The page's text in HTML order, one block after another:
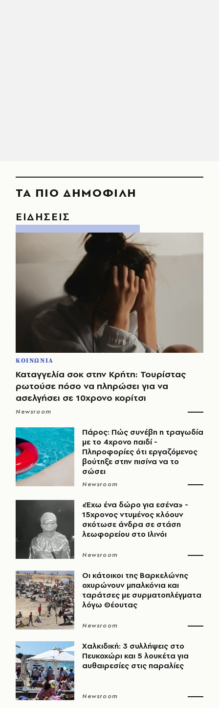
ΤΑ ΠΙΟ ΔΗΜΟΦΙΛΗ
ΕΙΔΗΣΕΙΣ
ΚΟΙΝΩΝΙΑ
Καταγγελία σοκ στην Κρήτη: Τουρίστας
ρωτούσε πόσο να πληρώσει για να
ασελγήσει σε 10χρονο κορίτσι
Newsroom
Πάρος: Πώς συνέβη η τραγωδία
με το 4χρονο παιδί -
Πληροφορίες ότι εργαζόμενος
βούτηξε στην πισίνα να το
σώσει
Newsroom
«Έχω ένα δώρο για εσένα» -
15χρονος ντυμένος κλόουν
σκότωσε άνδρα σε στάση
λεωφορείου στο Ιλινόι
Newsroom
Οι κάτοικοι της Βαρκελώνης
οχυρώνουν μπαλκόνια και
ταράτσες με συρματοπλέγματα
λόγω Θέουτας
Newsroom
Χαλκιδική: 3 συλλήψεις στο
Πευκοχώρι και 5 λουκέτα για
αυθαιρεσίες στις παραλίες
Newsroom